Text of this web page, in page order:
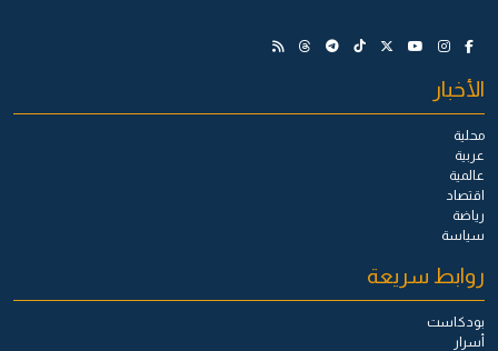
الأخبار
محلية
عربية
عالمية
اقتصاد
رياضة
سياسة
روابط سريعة
بودكاست
أسرار